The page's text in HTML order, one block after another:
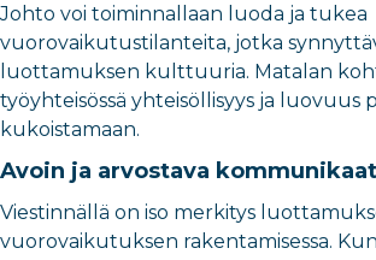
Johto voi toiminnallaan luoda ja tukea
vuorovaikutustilanteita, jotka
luottamuksen kulttuuria. Matalan
työyhteisössä yhteisöllisyys ja luovuus
kukoistamaan.
Avoin ja arvostava
Viestinnällä on iso merkitys
vuorovaikutuksen rakentamisessa.